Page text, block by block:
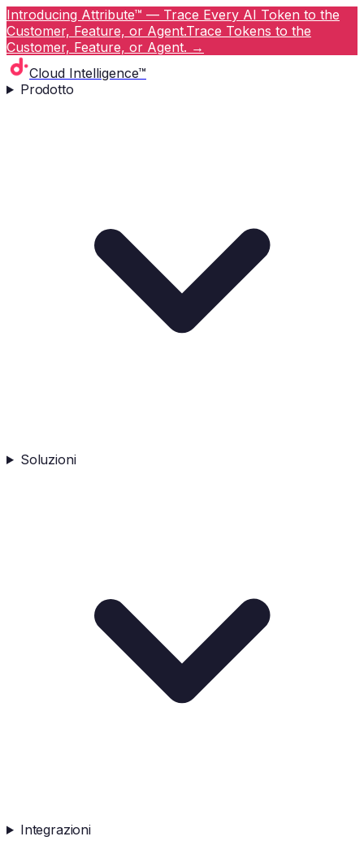
Introducing Attribute™ — Trace Every AI Token to the
Customer, Feature, or Agent.Trace Tokens to the
Customer, Feature, or Agent. →
Cloud Intelligence™
Prodotto
Soluzioni
Integrazioni